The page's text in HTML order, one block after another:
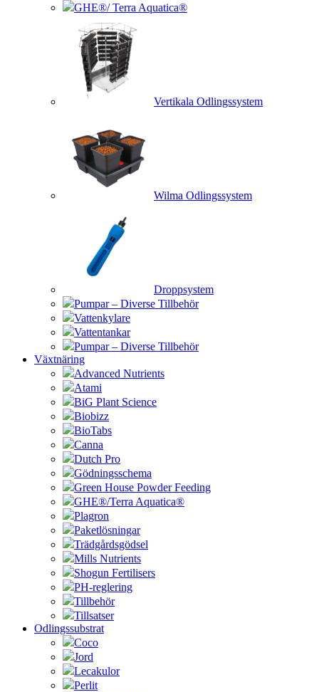
GHE®/ Terra Aquatica®
Vertikala Odlingssystem
Wilma Odlingssystem
Droppsystem
Pumpar – Diverse Tillbehör
Vattenkylare
Vattentankar
Pumpar – Diverse Tillbehör
Växtnäring
Advanced Nutrients
Atami
BiG Plant Science
Biobizz
BioTabs
Canna
Dutch Pro
Gödningsschema
Green House Powder Feeding
GHE®/Terra Aquatica®
Plagron
Paketlösningar
Trädgårdsgödsel
Mills Nutrients
Shogun Fertilisers
PH-reglering
Tillbehör
Tillsatser
Odlingssubstrat
Coco
Jord
Lecakulor
Perlit